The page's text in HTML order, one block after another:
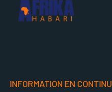
INFORMATION EN CONTINU